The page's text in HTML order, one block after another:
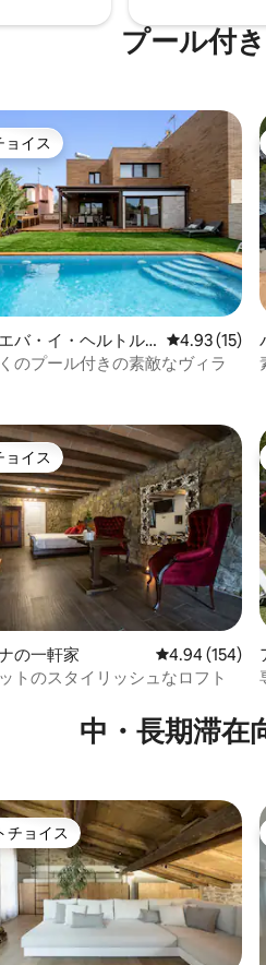
、マウンテンバイク、または
ンプをするのに理想的な場所で
到着できます。
プール付
中5つ星の平均評価
ョイス
ョイス
バ・イ・ヘルトル
レビュー15
4.93 (15)
のプール付きの素敵なヴィラ
中5つ星の平均評価
ョイス
ョイス
の一軒家 レビュー154
4.94 (154)
トのスタイリッシュなロフト
中・長期滞在
ゲストチョイスです。
チョイス